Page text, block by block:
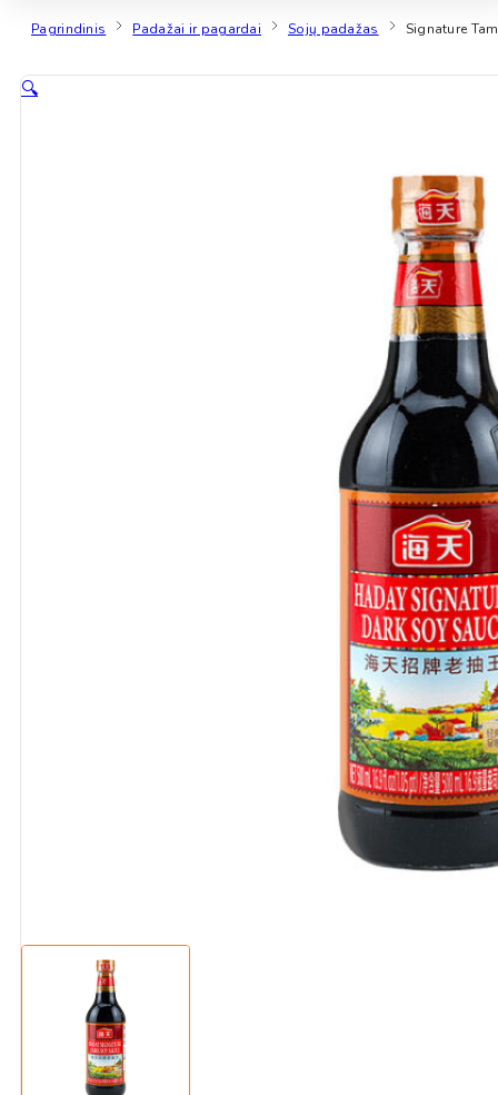
Pagrindinis Padažai ir pagardai Sojų padažas Signature
🔍